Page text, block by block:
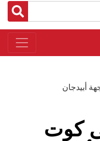
أبيدجان
كوت